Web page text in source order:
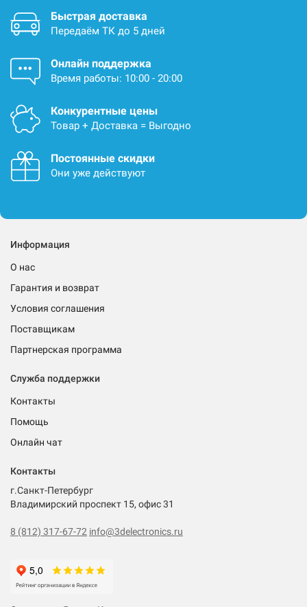
Быстрая доставка
Передаём ТК до 5 дней
Онлайн поддержка
Время работы: 10:00 - 20:00
Конкурентные цены
Товар + Доставка = Выгодно
Постоянные скидки
Они уже действуют
Информация
О нас
Гарантия и возврат
Условия соглашения
Поставщикам
Партнерская программа
Служба поддержки
Контакты
Помощь
Онлайн чат
Контакты
г.Санкт-Петербург
Владимирский проспект 15, офис 31
8 (812) 317-67-72 info@3delectronics.ru